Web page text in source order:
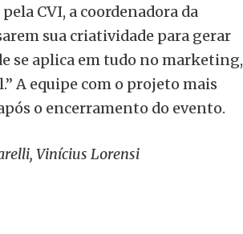
CVI, a coordenadora da
sua criatividade para gerar
se aplica em tudo no marketing,
A equipe com o projeto mais
o encerramento do evento.
Vinícius Lorensi